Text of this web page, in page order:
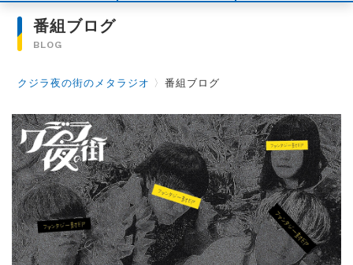
番組ブログ
BLOG
クジラ夜の街のメタラジオ 〉番組ブログ